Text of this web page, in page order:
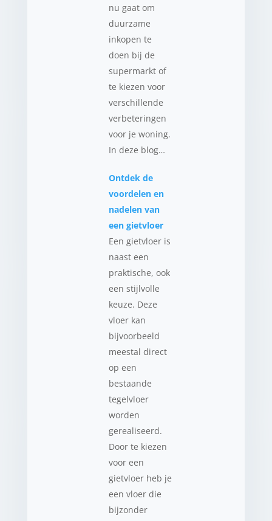
nu gaat om
duurzame
inkopen te
doen bij de
supermarkt of
te kiezen voor
verschillende
verbeteringen
voor je woning.
In deze blog…
Ontdek de
voordelen en
nadelen van
een gietvloer
Een gietvloer is
naast een
praktische, ook
een stijlvolle
keuze. Deze
vloer kan
bijvoorbeeld
meestal direct
op een
bestaande
tegelvloer
worden
gerealiseerd.
Door te kiezen
voor een
gietvloer heb je
een vloer die
bijzonder